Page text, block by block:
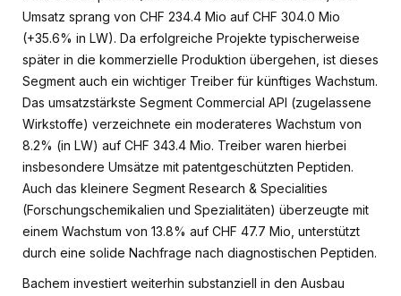
Umsatz sprang von CHF 234.4 Mio auf CHF 304.0 Mio
(+35.6% in LW). Da erfolgreiche Projekte typischerweise
später in die kommerzielle Produktion übergehen, ist dieses
Segment auch ein wichtiger Treiber für künftiges Wachstum.
Das umsatzstärkste Segment Commercial API (zugelassene
Wirkstoffe) verzeichnete ein moderateres Wachstum von
8.2% (in LW) auf CHF 343.4 Mio. Treiber waren hierbei
insbesondere Umsätze mit patentgeschützten Peptiden.
Auch das kleinere Segment Research & Specialities
(Forschungschemikalien und Spezialitäten) überzeugte mit
einem Wachstum von 13.8% auf CHF 47.7 Mio, unterstützt
durch eine solide Nachfrage nach diagnostischen Peptiden.
Bachem investiert weiterhin substanziell in den Ausbau